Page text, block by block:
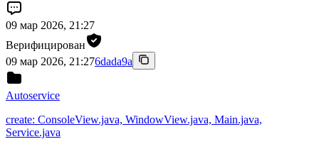
09 мар 2026, 21:27
Верифицирован
09 мар 2026, 21:276dada9a
Autoservice
create: ConsoleView.java, WindowView.java, Main.java,
Service.java